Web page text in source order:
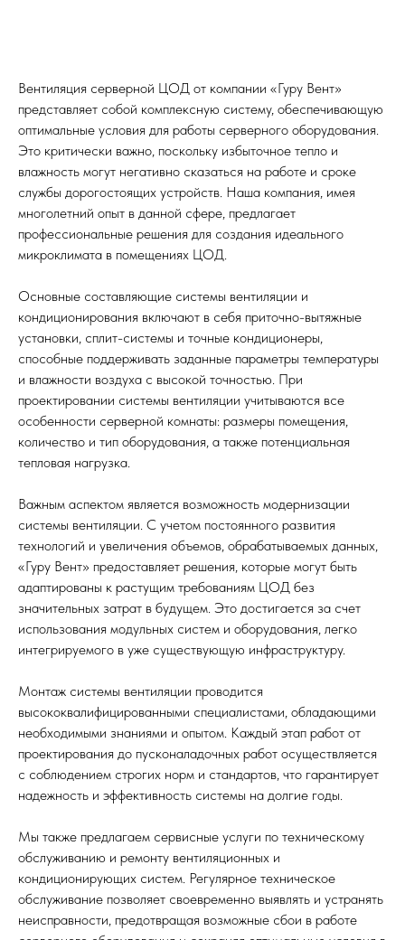
Вентиляция серверной ЦОД от компании «Гуру Вент»
представляет собой комплексную систему, обеспечивающую
оптимальные условия для работы серверного оборудования.
Это критически важно, поскольку избыточное тепло и
влажность могут негативно сказаться на работе и сроке
службы дорогостоящих устройств. Наша компания, имея
многолетний опыт в данной сфере, предлагает
профессиональные решения для создания идеального
микроклимата в помещениях ЦОД.
Основные составляющие системы вентиляции и
кондиционирования включают в себя приточно-вытяжные
установки, сплит-системы и точные кондиционеры,
способные поддерживать заданные параметры температуры
и влажности воздуха с высокой точностью. При
проектировании системы вентиляции учитываются все
особенности серверной комнаты: размеры помещения,
количество и тип оборудования, а также потенциальная
тепловая нагрузка.
Важным аспектом является возможность модернизации
системы вентиляции. С учетом постоянного развития
технологий и увеличения объемов, обрабатываемых данных,
«Гуру Вент» предоставляет решения, которые могут быть
адаптированы к растущим требованиям ЦОД без
значительных затрат в будущем. Это достигается за счет
использования модульных систем и оборудования, легко
интегрируемого в уже существующую инфраструктуру.
Монтаж системы вентиляции проводится
высококвалифицированными специалистами, обладающими
необходимыми знаниями и опытом. Каждый этап работ от
проектирования до пусконаладочных работ осуществляется
с соблюдением строгих норм и стандартов, что гарантирует
надежность и эффективность системы на долгие годы.
Мы также предлагаем сервисные услуги по техническому
обслуживанию и ремонту вентиляционных и
кондиционирующих систем. Регулярное техническое
обслуживание позволяет своевременно выявлять и устранять
неисправности, предотвращая возможные сбои в работе